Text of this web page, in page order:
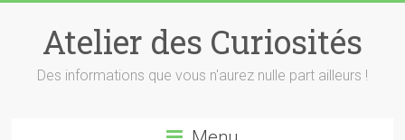
contentAtelier des Curiosités
Des informations que vous n'aurez nulle part ailleurs !